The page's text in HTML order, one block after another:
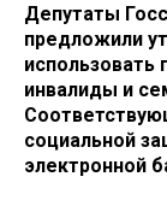
Депутаты
предложили
использовать
инвалиды и
социальной
электронной